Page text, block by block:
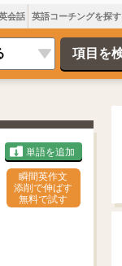
会話 英語コーチングを探す
単語を追加
瞬間英作文
添削で伸ばす
無料で試す